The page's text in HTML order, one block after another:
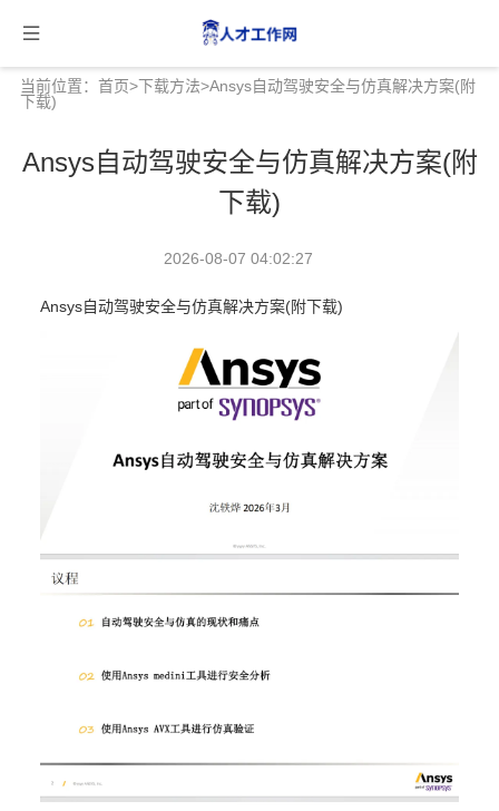
当前位置： 首页>下载方法>Ansys自动驾驶安全与仿真解决方案(附
下载)
Ansys自动驾驶安全与仿真解决方案(附
下载)
2026-08-07 04:02:27
Ansys自动驾驶安全与仿真解决方案(附下载)